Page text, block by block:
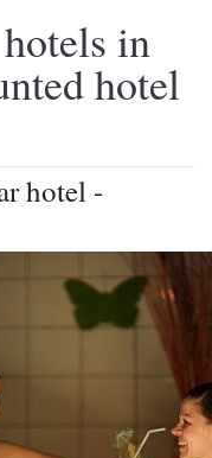
in
hotel
hotel -